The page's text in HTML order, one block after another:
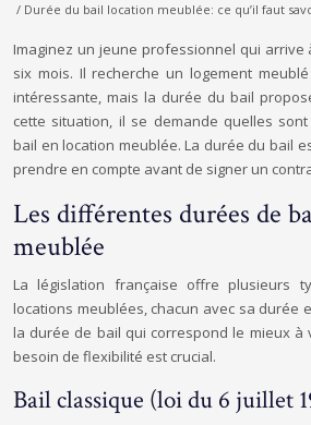
/ Durée du bail location meublée: ce qu’il faut
Imaginez un jeune professionnel qui arrive
six mois. Il recherche un logement
intéressante, mais la durée du bail
cette situation, il se demande quelles
bail en location meublée. La durée du bail
prendre en compte avant de signer un
Les différentes durées de
meublée
La législation française offre plusieurs
locations meublées, chacun avec sa durée
la durée de bail qui correspond le mieux à
besoin de flexibilité est crucial.
Bail classique (loi du 6 juillet